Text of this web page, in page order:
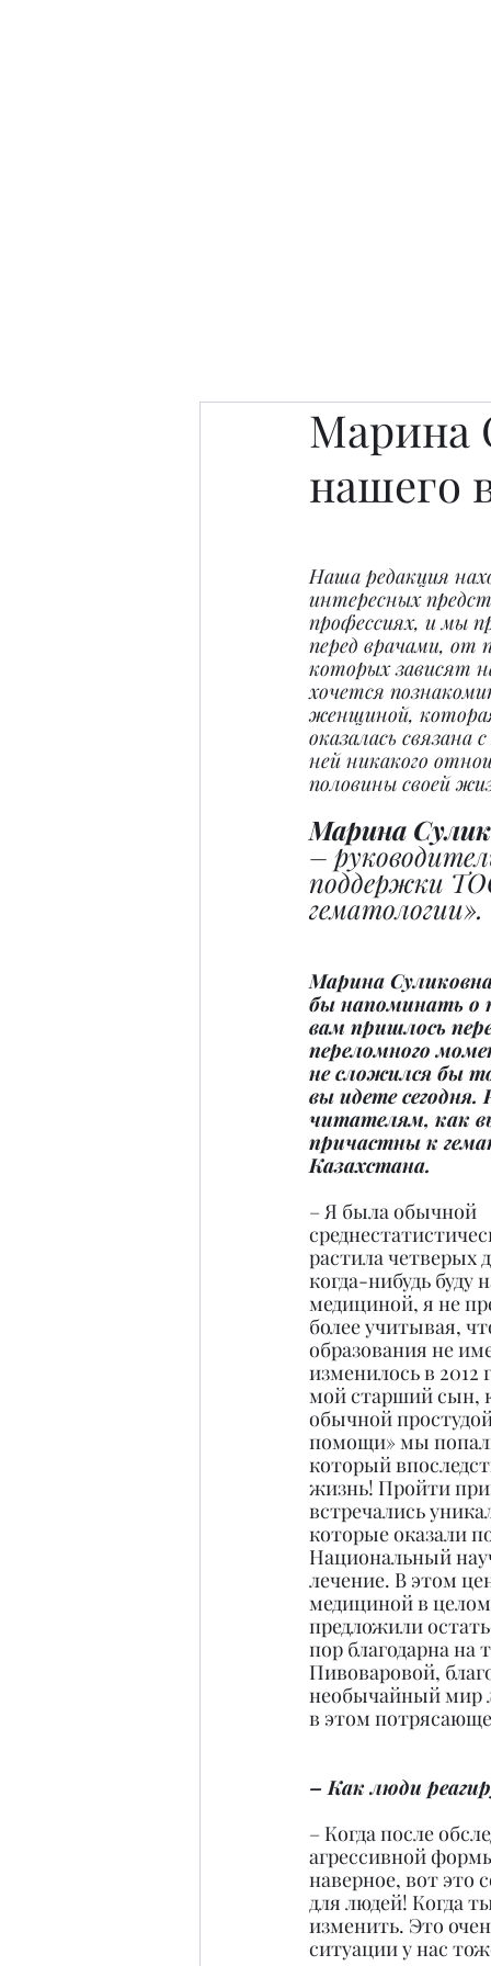
Марина
нашего
Наша редакция
интересных
профессиях, и мы
перед врачами, от
которых зависят
хочется
женщиной,
оказалась связана
ней никакого
половины своей
Марина
–
поддержки
гематологии».
Марина
бы напоминать
вам пришлось
переломного
не сложился бы
вы идете
читателям, как
причастны к
Казахстана.
– Я была обычной
растила четверых
когда-нибудь буду
медициной, я не
более учитывая,
образования не
изменилось в 2012
мой старший сын,
обычной
помощи» мы
который
жизнь! Пройти
встречались
которые оказали
Национальный
лечение. В этом
медициной в
предложили
пор благодарна на
Пивоваровой,
необычайный мир
в этом
– Как люди
– Когда после
агрессивной
наверное, вот это
для людей! Когда
изменить. Это
ситуации у нас